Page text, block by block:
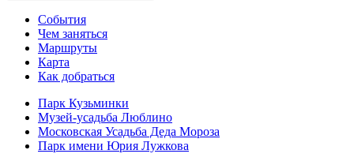
Cобытия
Чем заняться
Маршруты
Карта
Как добраться
Парк Кузьминки
Музей-усадьба Люблино
Московская Усадьба Деда Мороза
Парк имени Юрия Лужкова